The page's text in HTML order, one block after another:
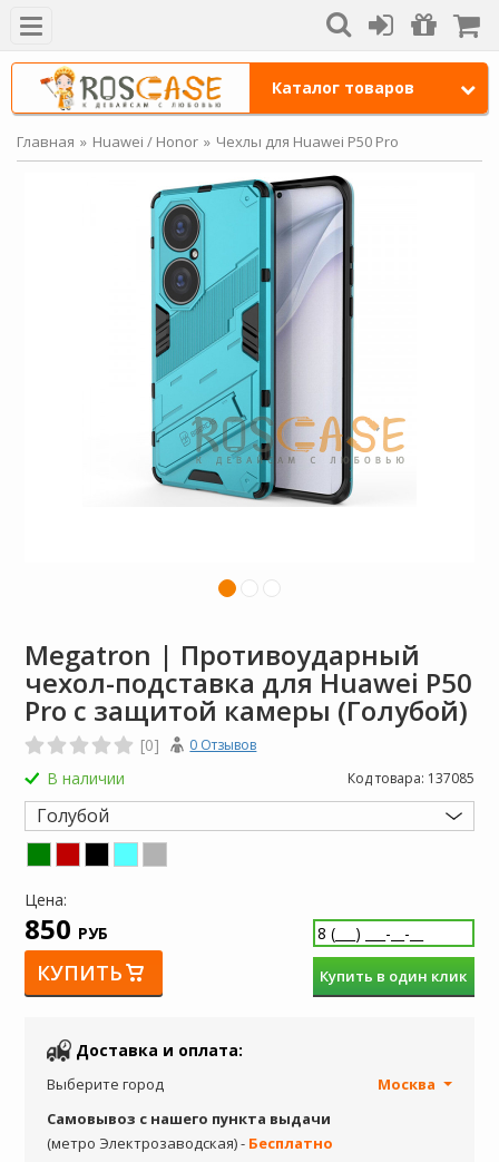
Каталог товаров
Главная Huawei / Honor Чехлы для Huawei P50 Pro
Megatron | Противоударный
чехол-подставка для Huawei P50
Pro с защитой камеры (Голубой)
[0] 0 Отзывов
В наличии Код товара: 137085
Голубой
Цена:
850 РУБ
КУПИТЬ Купить в один клик
Доставка и оплата:
Выберите город
Москва
Самовывоз с нашего пункта выдачи
(метро Электрозаводская) - Бесплатно